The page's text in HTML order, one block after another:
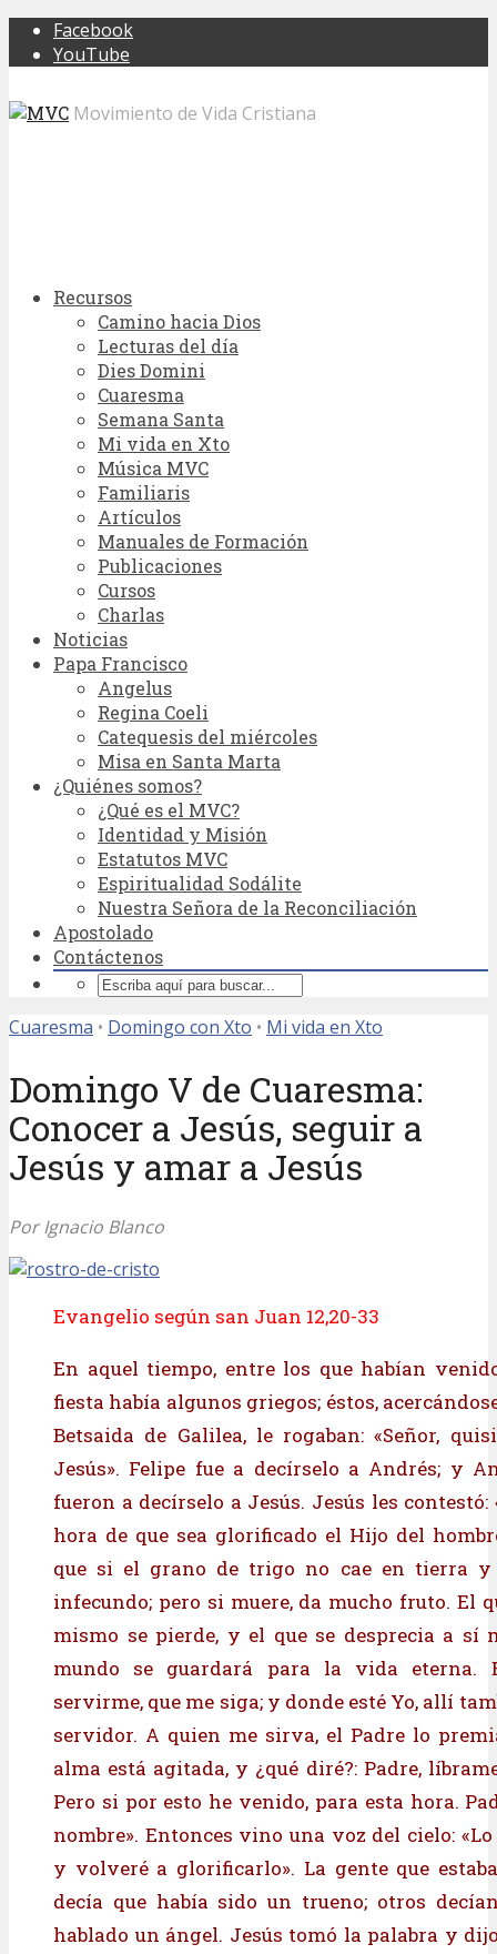
Facebook
YouTube
Movimiento de Vida Cristiana
Recursos
Camino hacia Dios
Lecturas del día
Dies Domini
Cuaresma
Semana Santa
Mi vida en Xto
Música MVC
Familiaris
Artículos
Manuales de Formación
Publicaciones
Cursos
Charlas
Noticias
Papa Francisco
Angelus
Regina Coeli
Catequesis del miércoles
Misa en Santa Marta
¿Quiénes somos?
¿Qué es el MVC?
Identidad y Misión
Estatutos MVC
Espiritualidad Sodálite
Nuestra Señora de la Reconciliación
Apostolado
Contáctenos
Cuaresma • Domingo con Xto • Mi vida en Xto
Domingo V de Cuaresma:
Conocer a Jesús, seguir a
Jesús y amar a Jesús
Por Ignacio Blanco
Evangelio según san Juan 12,20-33
En aquel tiempo, entre los que habían
fiesta había algunos griegos; éstos,
Betsaida de Galilea, le rogaban: «Señor,
Jesús». Felipe fue a decírselo a Andrés; y
fueron a decírselo a Jesús. Jesús les
hora de que sea glorificado el Hijo del
que si el grano de trigo no cae en tierra y
infecundo; pero si muere, da mucho fruto. El
mismo se pierde, y el que se desprecia a sí
mundo se guardará para la vida eterna.
servirme, que me siga; y donde esté Yo, allí
servidor. A quien me sirva, el Padre lo
alma está agitada, y ¿qué diré?: Padre,
Pero si por esto he venido, para esta hora.
nombre». Entonces vino una voz del cielo:
y volveré a glorificarlo». La gente que
decía que había sido un trueno; otros
hablado un ángel. Jesús tomó la palabra y